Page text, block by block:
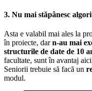
3. Nu mai stăpânesc
Asta e valabil mai ales la
în proiecte, darn-au mai
structurile de date de 10
facultate, sunt în avantaj
Seniorii trebuie să facă un
modul.